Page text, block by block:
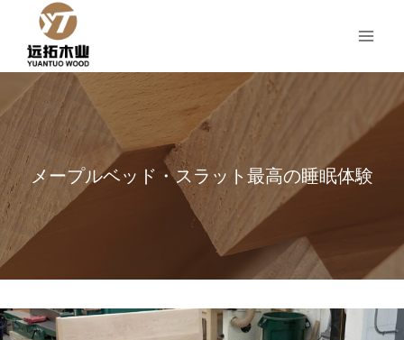
ン
へ
ッ
プ
メープルベッド・スラット最高の睡眠体験